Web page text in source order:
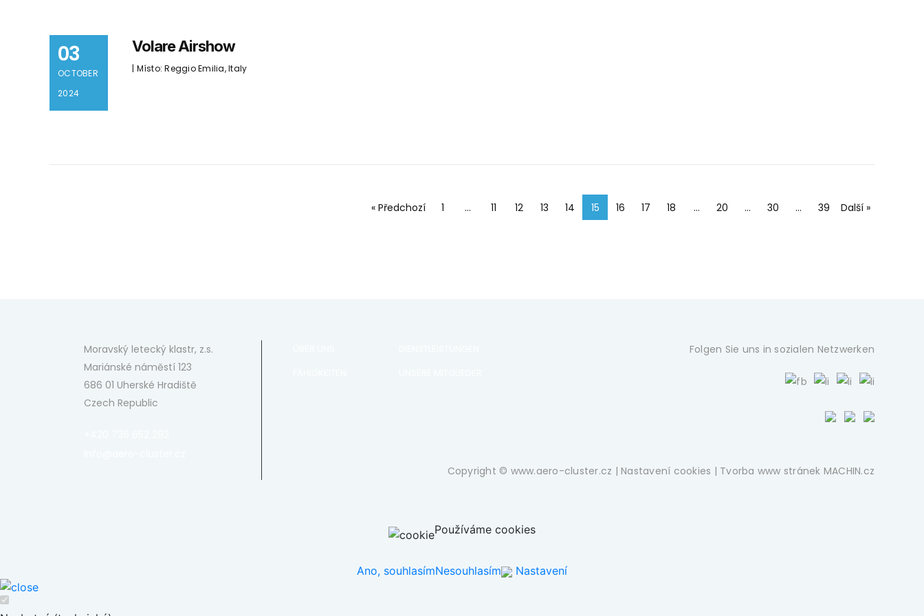
03
OCTOBER
2024
Volare Airshow
| Místo: Reggio Emilia, Italy
« Předchozí 1 … 11 12 13 14 15 16 17 18 … 20 … 30 … 39 Další »
Moravský letecký klastr, z.s.
Mariánské náměstí 123
686 01 Uherské Hradiště
Czech Republic
Folgen Sie uns in sozialen Netzwerken
Copyright © www.aero-cluster.cz | Nastavení cookies | Tvorba www stránek MACHIN.cz
Používáme cookies
Ano, souhlasímNesouhlasím Nastavení